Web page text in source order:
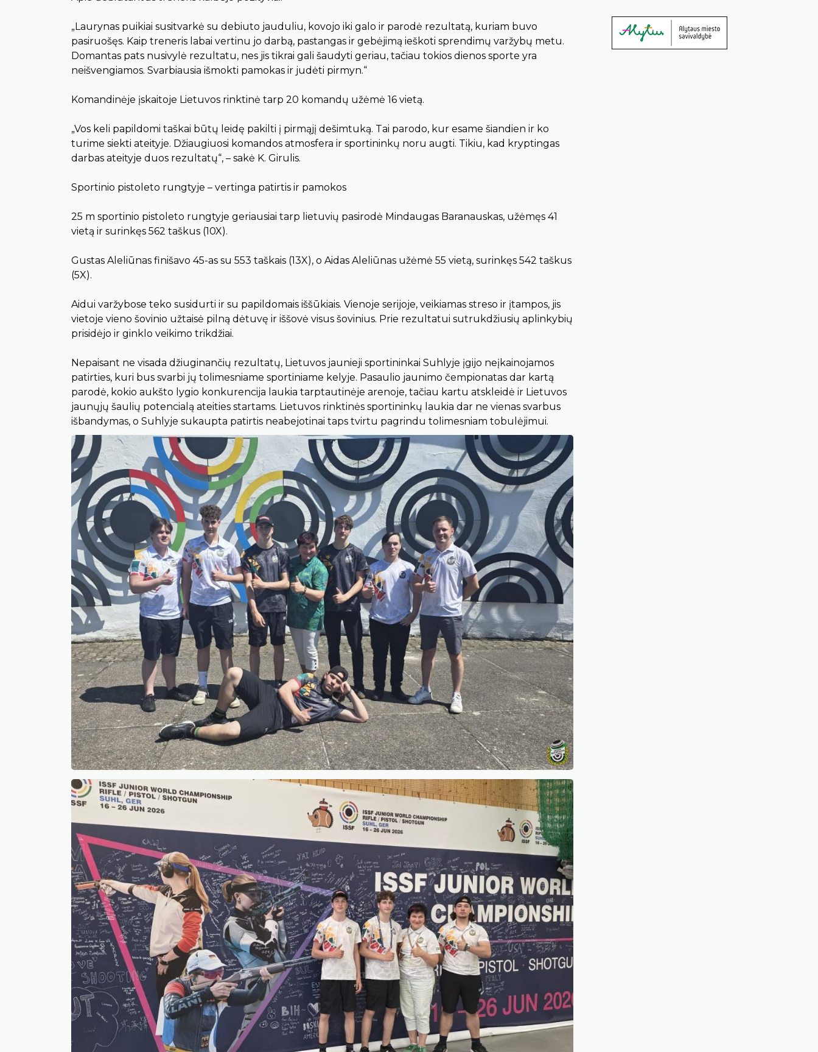
„Laurynas puikiai susitvarkė su debiuto jauduliu, kovojo iki galo ir parodė rezultatą, kuriam buvo
pasiruošęs. Kaip treneris labai vertinu jo darbą, pastangas ir gebėjimą ieškoti sprendimų varžybų metu.
Domantas pats nusivylė rezultatu, nes jis tikrai gali šaudyti geriau, tačiau tokios dienos sporte yra
neišvengiamos. Svarbiausia išmokti pamokas ir judėti pirmyn.“
Komandinėje įskaitoje Lietuvos rinktinė tarp 20 komandų užėmė 16 vietą.
„Vos keli papildomi taškai būtų leidę pakilti į pirmąjį dešimtuką. Tai parodo, kur esame šiandien ir ko
turime siekti ateityje. Džiaugiuosi komandos atmosfera ir sportininkų noru augti. Tikiu, kad kryptingas
darbas ateityje duos rezultatų“, – sakė K. Girulis.
Sportinio pistoleto rungtyje – vertinga patirtis ir pamokos
25 m sportinio pistoleto rungtyje geriausiai tarp lietuvių pasirodė Mindaugas Baranauskas, užėmęs 41
vietą ir surinkęs 562 taškus (10X).
Gustas Aleliūnas finišavo 45-as su 553 taškais (13X), o Aidas Aleliūnas užėmė 55 vietą, surinkęs 542 taškus
(5X).
Aidui varžybose teko susidurti ir su papildomais iššūkiais. Vienoje serijoje, veikiamas streso ir įtampos, jis
vietoje vieno šovinio užtaisė pilną dėtuvę ir iššovė visus šovinius. Prie rezultatui sutrukdžiusių aplinkybių
prisidėjo ir ginklo veikimo trikdžiai.
Nepaisant ne visada džiuginančių rezultatų, Lietuvos jaunieji sportininkai Suhlyje įgijo neįkainojamos
patirties, kuri bus svarbi jų tolimesniame sportiniame kelyje. Pasaulio jaunimo čempionatas dar kartą
parodė, kokio aukšto lygio konkurencija laukia tarptautinėje arenoje, tačiau kartu atskleidė ir Lietuvos
jaunųjų šaulių potencialą ateities startams. Lietuvos rinktinės sportininkų laukia dar ne vienas svarbus
išbandymas, o Suhlyje sukaupta patirtis neabejotinai taps tvirtu pagrindu tolimesniam tobulėjimui.